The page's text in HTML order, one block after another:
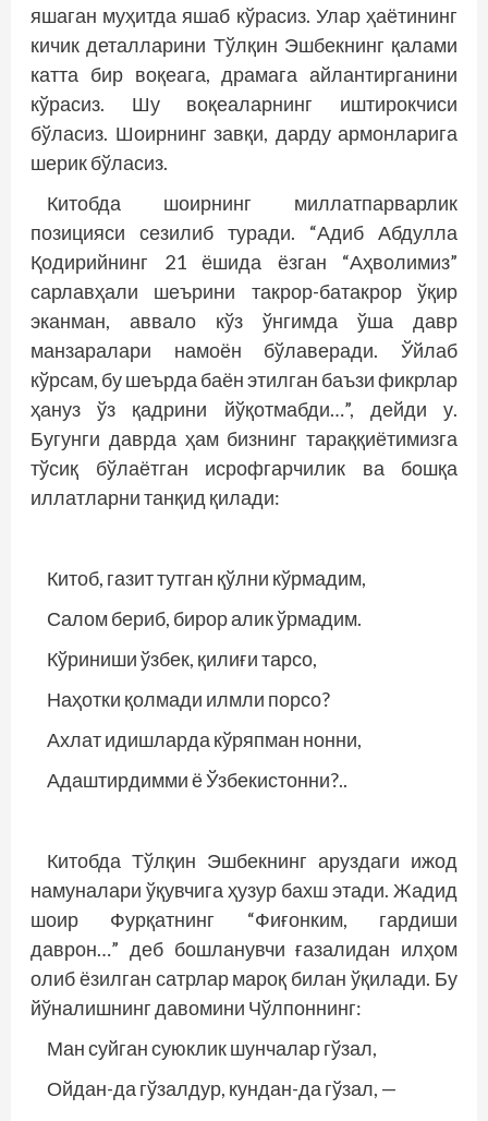
яшаган муҳитда яшаб кўрасиз. Улар ҳаётининг
кичик деталларини Тўлқин Эшбекнинг қалами
катта бир воқеага, драмага айлантирганини
кўрасиз. Шу воқеаларнинг иштирокчиси
бўласиз. Шоирнинг завқи, дарду армонларига
шерик бўласиз.
Китобда шоирнинг миллатпарварлик
позицияси сезилиб туради. “Адиб Абдулла
Қодирийнинг 21 ёшида ёзган “Аҳволимиз”
сарлавҳали шеърини такрор-батакрор ўқир
эканман, аввало кўз ўнгимда ўша давр
манзаралари намоён бўлаверади. Ўйлаб
кўрсам, бу шеърда баён этилган баъзи фикрлар
ҳануз ўз қадрини йўқотмабди…”, дейди у.
Бугунги даврда ҳам бизнинг тараққиётимизга
тўсиқ бўлаётган исрофгарчилик ва бошқа
иллатларни танқид қилади:
Китоб, газит тутган қўлни кўрмадим,
Салом бериб, бирор алик ўрмадим.
Кўриниши ўзбек, қилиғи тарсо,
Наҳотки қолмади илмли порсо?
Ахлат идишларда кўряпман нонни,
Адаштирдимми ё Ўзбекистонни?..
Китобда Тўлқин Эшбекнинг аруздаги ижод
намуналари ўқувчига ҳузур бахш этади. Жадид
шоир Фурқатнинг “Фиғонким, гардиши
даврон…” деб бошланувчи ғазалидан илҳом
олиб ёзилган сатрлар мароқ билан ўқилади. Бу
йўналишнинг давомини Чўлпоннинг:
Ман суйган суюклик шунчалар гўзал,
Ойдан-да гўзалдур, кундан-да гўзал, —